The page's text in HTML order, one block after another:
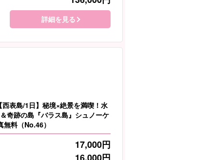
詳細を見る
表島/1日】秘境×絶景を満喫！水
奇跡の島『バラス島』シュノーケ
料（No.46）
17,000円